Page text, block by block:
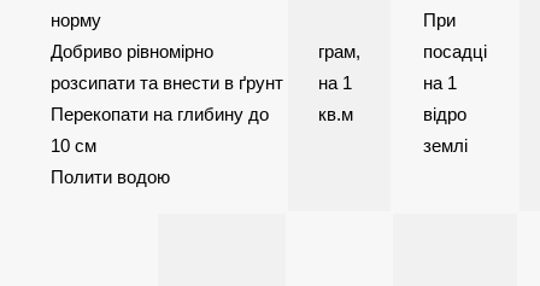
норму
Добриво рівномірно
розсипати та внести в ґрунт
Перекопати на глибину до
10 см
Полити водою
грам,
на 1
кв.м
При
посадці
на 1
відро
землі